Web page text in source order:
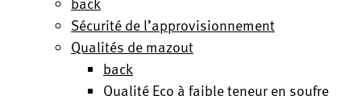
Sécurité de l’approvisionnement
Qualités de mazout
back
Qualité Eco à faible teneur en soufre